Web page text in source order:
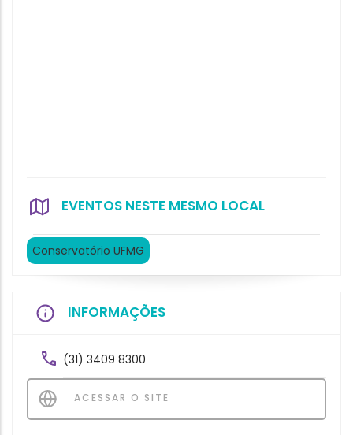
EVENTOS NESTE MESMO LOCAL
Conservatório UFMG
INFORMAÇÕES
(31) 3409 8300
ACESSAR O SITE